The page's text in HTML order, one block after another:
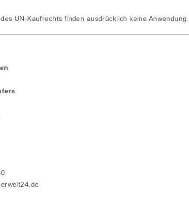
UN-Kaufrechts finden ausdrücklich keine Anwendung.